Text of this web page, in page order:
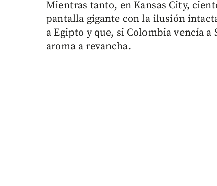
Mientras tanto, en Kansas City,
pantalla gigante con la ilusión
a Egipto y que, si Colombia vencía
aroma a revancha.